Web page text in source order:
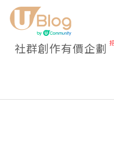
社群創作有價企劃